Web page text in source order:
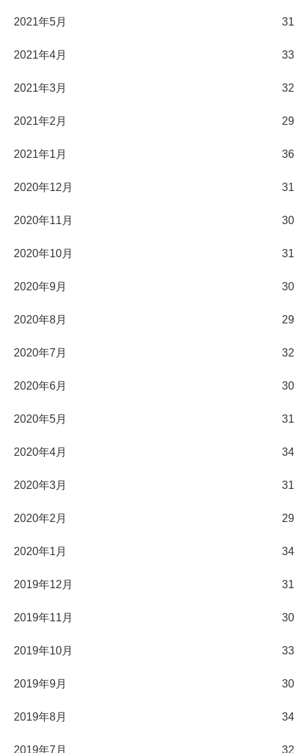
2021年5月 31
2021年4月 33
2021年3月 32
2021年2月 29
2021年1月 36
2020年12月 31
2020年11月 30
2020年10月 31
2020年9月 30
2020年8月 29
2020年7月 32
2020年6月 30
2020年5月 31
2020年4月 34
2020年3月 31
2020年2月 29
2020年1月 34
2019年12月 31
2019年11月 30
2019年10月 33
2019年9月 30
2019年8月 34
2019年7月 32